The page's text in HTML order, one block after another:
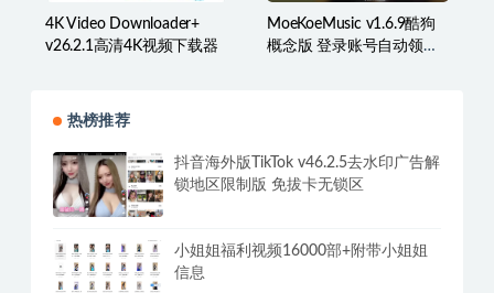
4K Video Downloader+
v26.2.1高清4K视频下载器
MoeKoeMusic v1.6.9酷狗
概念版 登录账号自动领取
热榜推荐
抖音海外版TikTok v46.2.5去水印广告解
锁地区限制版 免拔卡无锁区
小姐姐福利视频16000部+附带小姐姐
信息